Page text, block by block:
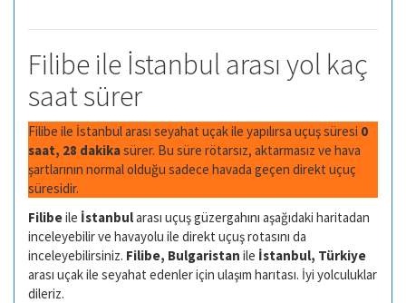
Filibe ile İstanbul arası yol kaç
saat sürer
Filibe ile İstanbul arası seyahat uçak ile yapılırsa uçuş süresi 0
saat, 28 dakikasürer. Bu süre rötarsız, aktarmasız ve hava
şartlarının normal olduğu sadece havada geçen direkt uçuç
süresidir.
Filibeile İstanbularası uçuş güzergahını aşağıdaki haritadan
inceleyebilir ve havayolu ile direkt uçuş rotasını da
inceleyebilirsiniz. Filibe, Bulgaristan ile İstanbul, Türkiye
arası uçak ile seyahat edenler için ulaşım harıtası. İyi yolculuklar
dileriz.